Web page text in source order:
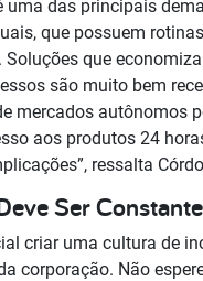
uma das principais
que possuem
Soluções que
são muito bem
mercados autônomos
aos produtos 24
ressalta
Ser Constante
criar uma cultura de
corporação. Não